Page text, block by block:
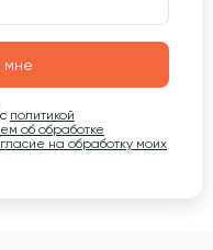
мне
политикой
об обработке
на обработку моих